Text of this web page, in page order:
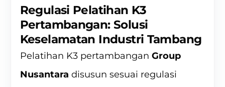
Regulasi Pelatihan K3
Pertambangan: Solusi
Keselamatan Industri Tambang
Pelatihan K3 pertambangan Group
Nusantara disusun sesuai regulasi